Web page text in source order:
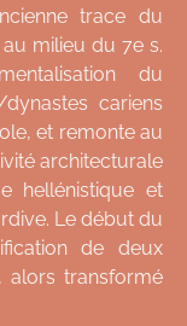
trace du
milieu du 7e s.
du
cariens
et remonte au
architecturale
hellénistique et
Le début du
de deux
alors transformé